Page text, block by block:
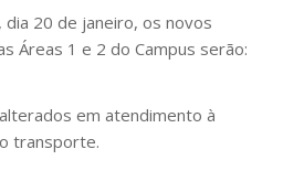
20 de janeiro, os novos
Áreas 1 e 2 do Campus serão:
em atendimento à
transporte.